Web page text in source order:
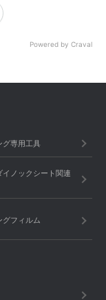
Powered by Craval
グ専用工具
イノックシート関連
グフィルム